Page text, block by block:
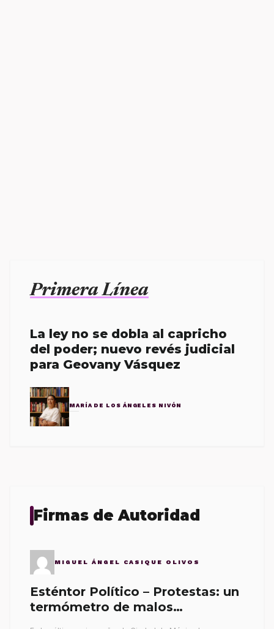
Primera Línea
La ley no se dobla al capricho
del poder; nuevo revés judicial
para Geovany Vásquez
MARÍA DE LOS ÁNGELES NIVÓN
Firmas de Autoridad
MIGUEL ÁNGEL CASIQUE OLIVOS
Esténtor Político – Protestas: un
termómetro de malos